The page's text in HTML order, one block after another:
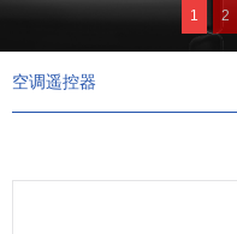
1 2
空调遥控器